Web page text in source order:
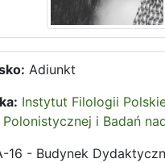
Adiunkt
Instytut Filologii
i Badań
16 - Budynek